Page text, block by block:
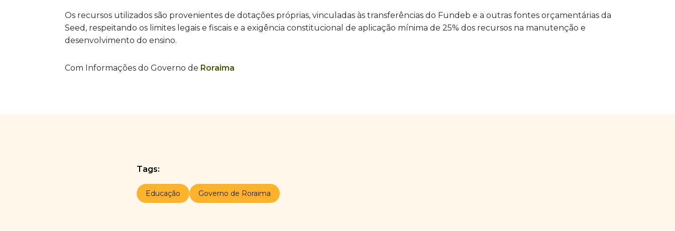
Os recursos utilizados são provenientes de dotações próprias, vinculadas às transferências do Fundeb e a outras fontes orçamentárias da
Seed, respeitando os limites legais e fiscais e a exigência constitucional de aplicação mínima de 25% dos recursos na manutenção e
desenvolvimento do ensino.
Com Informações do Governo de Roraima
Tags:
Educação Governo de Roraima